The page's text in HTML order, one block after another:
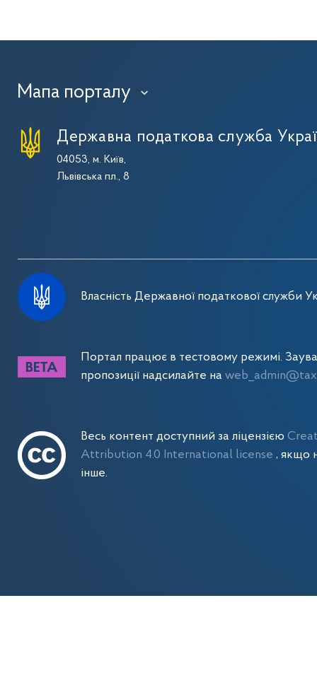
Мапа порталу ›
Державна податкова служба
04053, м. Київ,
Львівська пл., 8
Власність Державної податкової служби
Портал працює в тестовому режимі.
пропозиції надсилайте на
Весь контент доступний за ліцензією
Attribution 4.0 International license, якщо
інше.